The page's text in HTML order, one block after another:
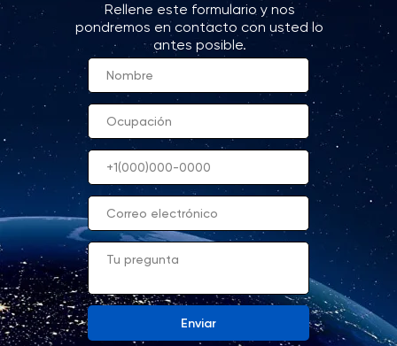
Enviar
Rellene este formulario y nos
pondremos en contacto con usted lo
antes posible.